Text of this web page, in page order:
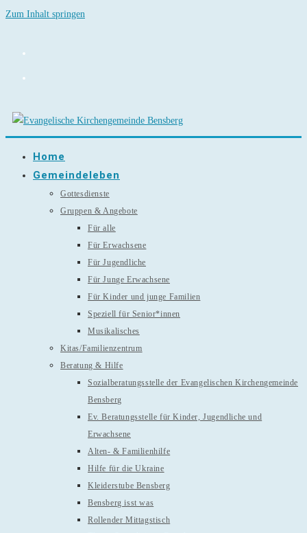
Zum Inhalt springen
Home
Gemeindeleben
Gottesdienste
Gruppen & Angebote
Für alle
Für Erwachsene
Für Jugendliche
Für Junge Erwachsene
Für Kinder und junge Familien
Speziell für Senior*innen
Musikalisches
Kitas/Familienzentrum
Beratung & Hilfe
Sozialberatungsstelle der Evangelischen Kirchengemeinde
Bensberg
Ev. Beratungsstelle für Kinder, Jugendliche und
Erwachsene
Alten- & Familienhilfe
Hilfe für die Ukraine
Kleiderstube Bensberg
Bensberg isst was
Rollender Mittagstisch